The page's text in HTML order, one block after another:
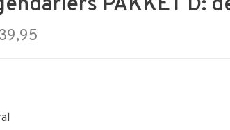
PAKKET D: